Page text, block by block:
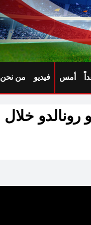
أمس فيديو من نحن
رونالدو خلال